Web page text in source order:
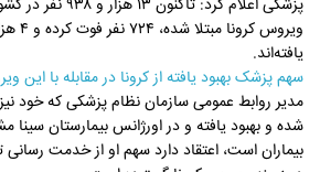
پزشکی اعلام کرد:
یافته‌اند.
سهم پزشک بهبود یافته از کرونا در مقابله با
مدیر روابط عمومی سازمان نظام پزشکی که خود
شده و بهبود یافته و در اورژانس بیمارستان سینا
بیماران است، اعتقاد دارد سهم او از خدمت رسانی